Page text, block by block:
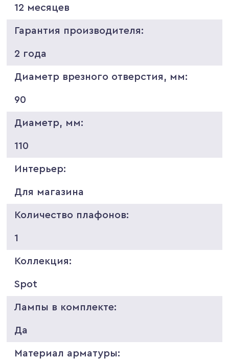
12 месяцев
Гарантия производителя:
2 года
Диаметр врезного отверстия, мм:
90
Диаметр, мм:
110
Интерьер:
Для магазина
Количество плафонов:
1
Коллекция:
Spot
Лампы в комплекте:
Да
Материал арматуры: